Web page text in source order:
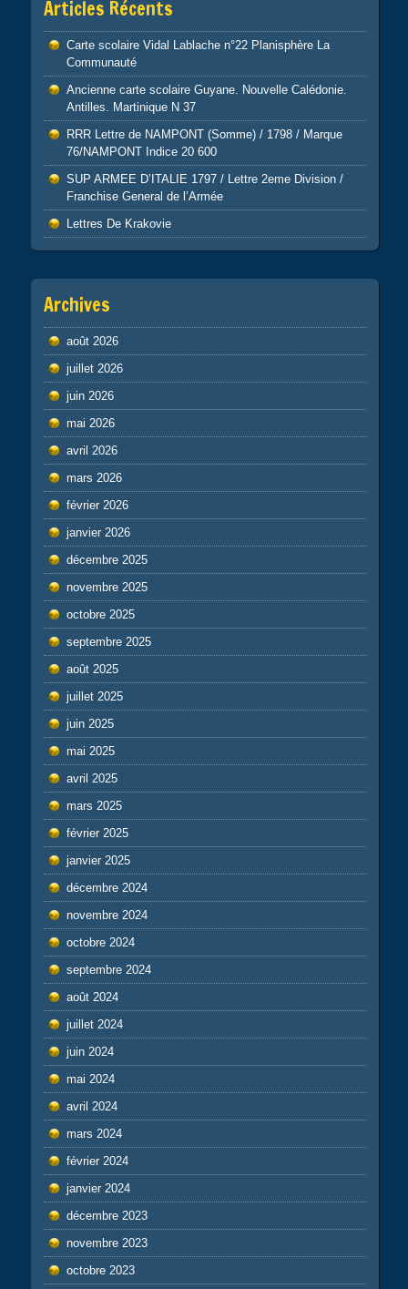
Articles Récents
Carte scolaire Vidal Lablache n°22 Planisphère La
Communauté
Ancienne carte scolaire Guyane. Nouvelle Calédonie.
Antilles. Martinique N 37
RRR Lettre de NAMPONT (Somme) / 1798 / Marque
76/NAMPONT Indice 20 600
SUP ARMEE D’ITALIE 1797 / Lettre 2eme Division /
Franchise General de l’Armée
Lettres De Krakovie
Archives
août 2026
juillet 2026
juin 2026
mai 2026
avril 2026
mars 2026
février 2026
janvier 2026
décembre 2025
novembre 2025
octobre 2025
septembre 2025
août 2025
juillet 2025
juin 2025
mai 2025
avril 2025
mars 2025
février 2025
janvier 2025
décembre 2024
novembre 2024
octobre 2024
septembre 2024
août 2024
juillet 2024
juin 2024
mai 2024
avril 2024
mars 2024
février 2024
janvier 2024
décembre 2023
novembre 2023
octobre 2023